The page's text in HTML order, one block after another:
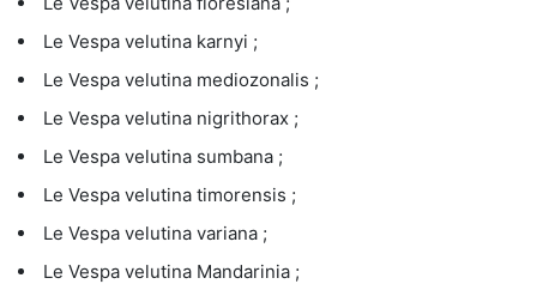
Le Vespa velutina karnyi ;
Le Vespa velutina mediozonalis ;
Le Vespa velutina nigrithorax ;
Le Vespa velutina sumbana ;
Le Vespa velutina timorensis ;
Le Vespa velutina variana ;
Le Vespa velutina Mandarinia ;